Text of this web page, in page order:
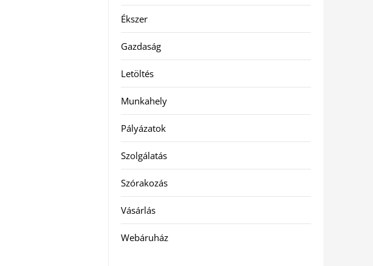
Ékszer
Gazdaság
Letöltés
Munkahely
Pályázatok
Szolgálatás
Szórakozás
Vásárlás
Webáruház